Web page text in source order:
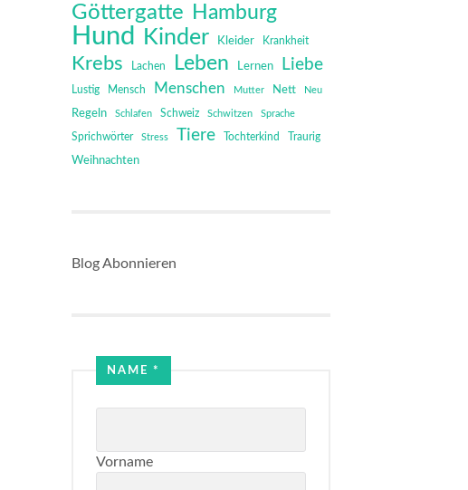
Göttergatte Hamburg
Hund Kinder Kleider Krankheit
Krebs Lachen Leben Lernen Liebe
Lustig Mensch Menschen Mutter Nett Neu
Regeln Schlafen Schweiz Schwitzen Sprache
Sprichwörter Stress Tiere Tochterkind Traurig
Weihnachten
Blog Abonnieren
NAME *
Vorname